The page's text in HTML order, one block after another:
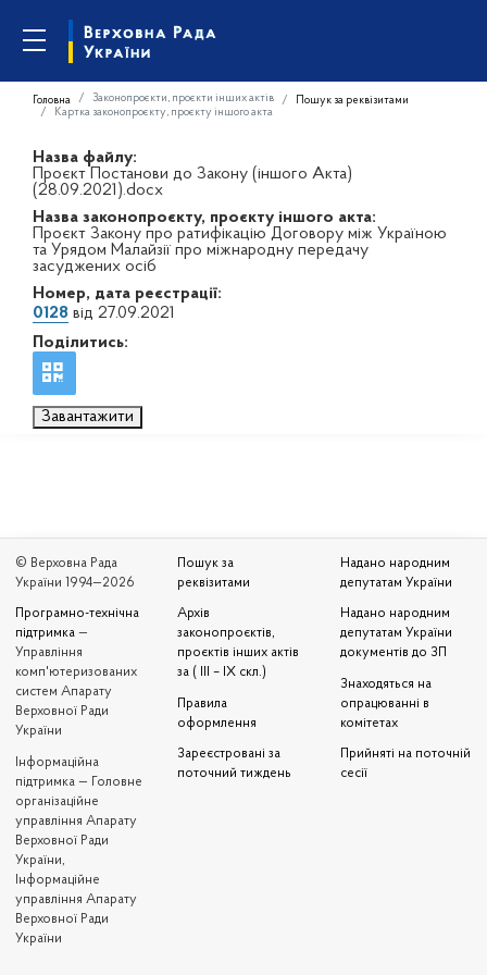
Головна Законопроєкти, проєкти інших актів
Пошук за реквізитами
Картка законопроєкту, проєкту іншого акта
Назва файлу:
Проєкт Постанови до Закону (іншого Акта)
(28.09.2021).docx
Назва законопроєкту, проєкту іншого акта:
Проєкт Закону про ратифікацію Договору між Україною
та Урядом Малайзії про міжнародну передачу
засуджених осіб
Номер, дата реєстрації:
0128 від 27.09.2021
Поділитись:
Завантажити
© Верховна Рада
України 1994—2026
Програмно-технічна
підтримка —
Управління
комп'ютеризованих
систем Апарату
Верховної Ради
України
Iнформаційна
підтримка — Головне
організаційне
управління Апарату
Верховної Ради
України,
Інформаційне
управління Апарату
Верховної Ради
України
Пошук за
реквізитами
Архів
законопроєктів,
проєктів інших актів
за ( III – IX скл.)
Правила
оформлення
Зареєстровані за
поточний тиждень
Надано народним
депутатам України
Надано народним
депутатам України
документів до ЗП
Знаходяться на
опрацюванні в
комітетах
Прийняті на поточній
сесії